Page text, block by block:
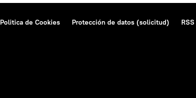
Politica de Cookies Protección de datos (solicitud)
RSS